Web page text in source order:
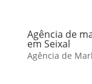
Agência de
em Seixal
Agência de